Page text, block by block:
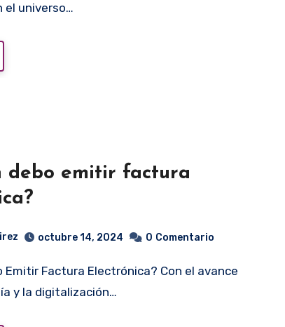
el universo…
debo emitir factura
octubre 14, 2024 0 Comentario
y la digitalización…